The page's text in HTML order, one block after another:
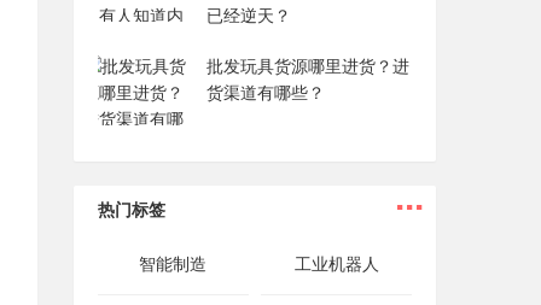
已经逆天？
批发玩具货源哪里进货？进
货渠道有哪些？
热门标签 ...
智能制造 工业机器人